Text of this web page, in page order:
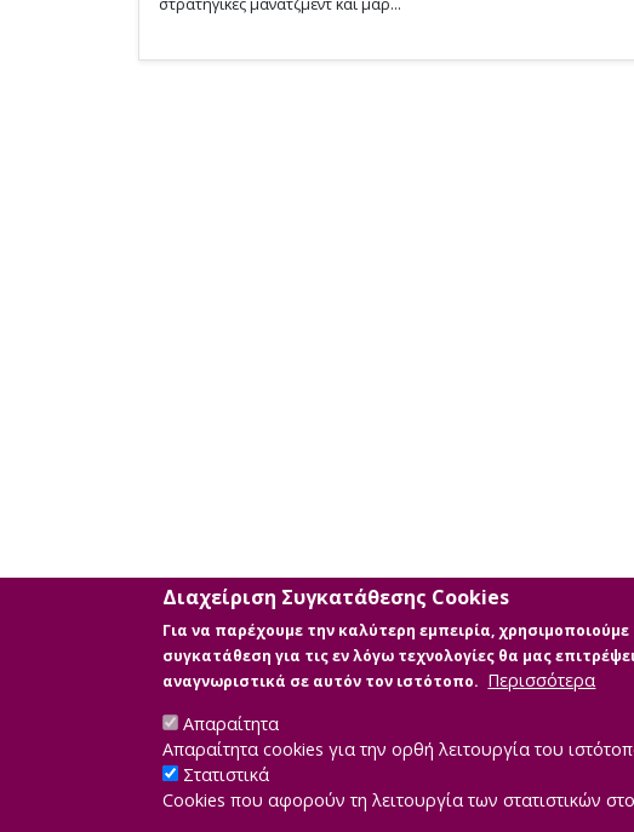
Developed byINTEROPTICS
Διαχείριση Συγκατάθεσης Cookies
Για να παρέχουμε την καλύτερη εμπειρία,
συγκατάθεση για τις εν λόγω τεχνολογίες θα μας
αναγνωριστικά σε αυτόν τον ιστότοπο. Περισσότερα
Απαραίτητα
Απαραίτητα cookies για την ορθή λειτουργία του
Στατιστικά
Cookies που αφορούν τη λειτουργία των στατιστικών